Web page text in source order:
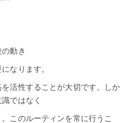
動き
なります。
活性することが大切です。しか
ではなく
このルーティンを常に行うこ